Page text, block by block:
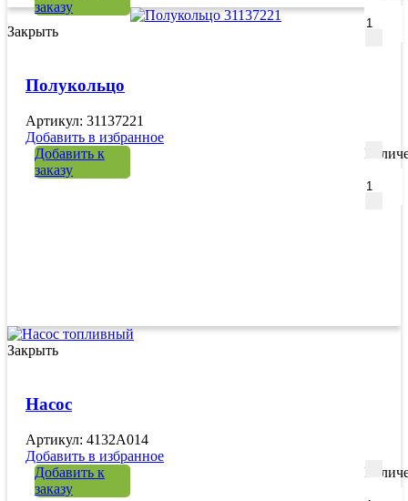
заказу
Закрыть
Полукольцо
Артикул: 31137221
Добавить в избранное
Добавить к
заказу
Закрыть
Насос
Артикул: 4132A014
Добавить в избранное
Добавить к
заказу